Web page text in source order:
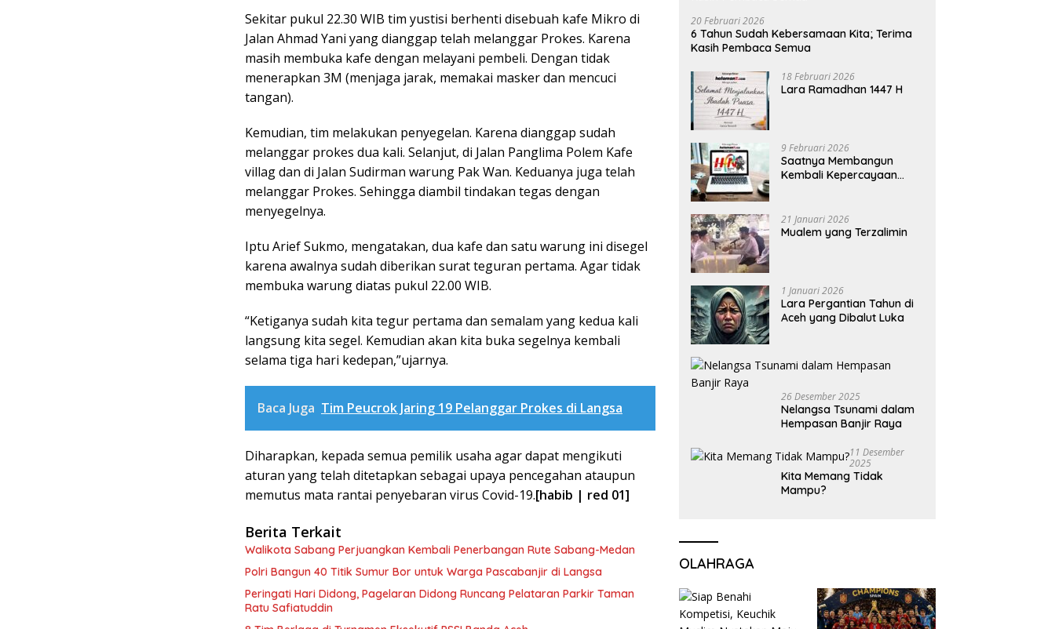
Sekitar pukul 22.30 WIB tim yustisi berhenti disebuah kafe Mikro di
Jalan Ahmad Yani yang dianggap telah melanggar Prokes. Karena
masih membuka kafe dengan melayani pembeli. Dengan tidak
menerapkan 3M (menjaga jarak, memakai masker dan mencuci
tangan).
Kemudian, tim melakukan penyegelan. Karena dianggap sudah
melanggar prokes dua kali. Selanjut, di Jalan Panglima Polem Kafe
villag dan di Jalan Sudirman warung Pak Wan. Keduanya juga telah
melanggar Prokes. Sehingga diambil tindakan tegas dengan
menyegelnya.
Iptu Arief Sukmo, mengatakan, dua kafe dan satu warung ini disegel
karena awalnya sudah diberikan surat teguran pertama. Agar tidak
membuka warung diatas pukul 22.00 WIB.
“Ketiganya sudah kita tegur pertama dan semalam yang kedua kali
langsung kita segel. Kemudian akan kita buka segelnya kembali
selama tiga hari kedepan,”ujarnya.
Baca Juga Tim Peucrok Jaring 19 Pelanggar Prokes di Langsa
Diharapkan, kepada semua pemilik usaha agar dapat mengikuti
aturan yang telah ditetapkan sebagai upaya pencegahan ataupun
memutus mata rantai penyebaran virus Covid-19.[habib | red 01]
Berita Terkait
Walikota Sabang Perjuangkan Kembali Penerbangan Rute Sabang-Medan
Polri Bangun 40 Titik Sumur Bor untuk Warga Pascabanjir di Langsa
Peringati Hari Didong, Pagelaran Didong Runcang Pelataran Parkir Taman
Ratu Safiatuddin
20 Februari 2026
6 Tahun Sudah Kebersamaan Kita; Terima
Kasih Pembaca Semua
18 Februari 2026
Lara Ramadhan 1447 H
9 Februari 2026
Saatnya Membangun
Kembali Kepercayaan
21 Januari 2026
Mualem yang Terzalimin
1 Januari 2026
Lara Pergantian Tahun di
Aceh yang Dibalut Luka
26 Desember 2025
Nelangsa Tsunami dalam
Hempasan Banjir Raya
11 Desember
2025
Kita Memang Tidak
Mampu?
OLAHRAGA